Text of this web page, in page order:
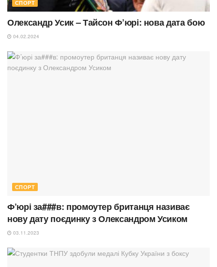
СПОРТ
Олександр Усик – Тайсон Ф’юрі: нова дата бою
04.02.2024
СПОРТ
Ф’юрі за###в: промоутер британця називає
нову дату поєдинку з Олександром Усиком
03.11.2023